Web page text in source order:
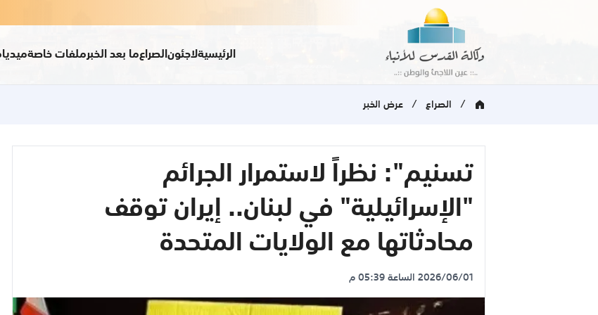
الرئيسيةلاجئون الصراعما بعد الخبرملفات خاصةميديا
/ الصراع / عرض الخبر
تسنيم": نظراً لاستمرار الجرائم
"الإسرائيلية" في لبنان.. إيران توقف
محادثاتها مع الولايات المتحدة
2026/06/01 الساعة 05:39 م